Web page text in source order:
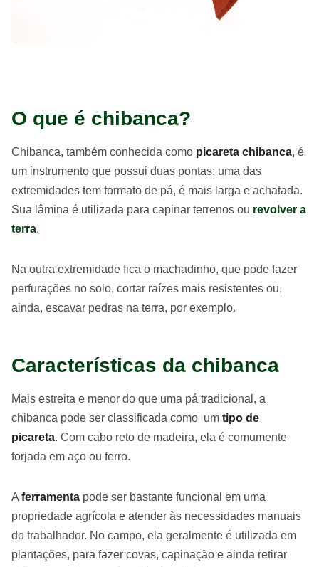
O que é chibanca?
Chibanca, também conhecida como picareta chibanca, é
um instrumento que possui duas pontas: uma das
extremidades tem formato de pá, é mais larga e achatada.
Sua lâmina é utilizada para capinar terrenos ou revolver a
terra.
Na outra extremidade fica o machadinho, que pode fazer
perfurações no solo, cortar raízes mais resistentes ou,
ainda, escavar pedras na terra, por exemplo.
Características da chibanca
Mais estreita e menor do que uma pá tradicional, a
chibanca pode ser classificada como um tipo de
picareta. Com cabo reto de madeira, ela é comumente
forjada em aço ou ferro.
A ferramenta pode ser bastante funcional em uma
propriedade agrícola e atender às necessidades manuais
do trabalhador. No campo, ela geralmente é utilizada em
plantações, para fazer covas, capinação e ainda retirar